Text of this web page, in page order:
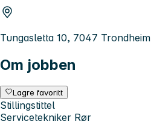
Tungasletta 10, 7047 Trondheim
Om jobben
Lagre favoritt
Stillingstittel
Servicetekniker Rør